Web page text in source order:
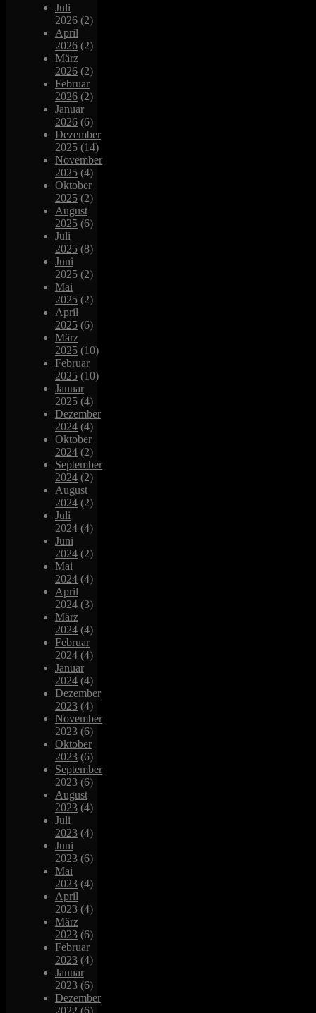
Juli
2026 (2)
April
2026 (2)
März
2026 (2)
Februar
2026 (2)
Januar
2026 (6)
Dezember
2025 (14)
November
2025 (4)
Oktober
2025 (2)
August
2025 (6)
Juli
2025 (8)
Juni
2025 (2)
Mai
2025 (2)
April
2025 (6)
März
2025 (10)
Februar
2025 (10)
Januar
2025 (4)
Dezember
2024 (4)
Oktober
2024 (2)
September
2024 (2)
August
2024 (2)
Juli
2024 (4)
Juni
2024 (2)
Mai
2024 (4)
April
2024 (3)
März
2024 (4)
Februar
2024 (4)
Januar
2024 (4)
Dezember
2023 (4)
November
2023 (6)
Oktober
2023 (6)
September
2023 (6)
August
2023 (4)
Juli
2023 (4)
Juni
2023 (6)
Mai
2023 (4)
April
2023 (4)
März
2023 (6)
Februar
2023 (4)
Januar
2023 (6)
Dezember
2022 (6)